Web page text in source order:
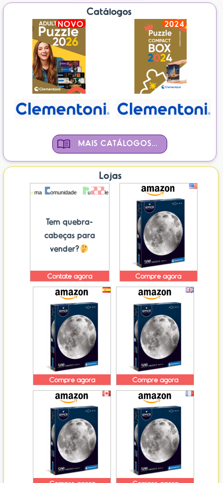
Catálogos
NOVO 2024
MAIS CATÁLOGOS...
Lojas
Tem quebra-
cabeças para
vender?
Contate agora Compre agora
Compre agora Compre agora